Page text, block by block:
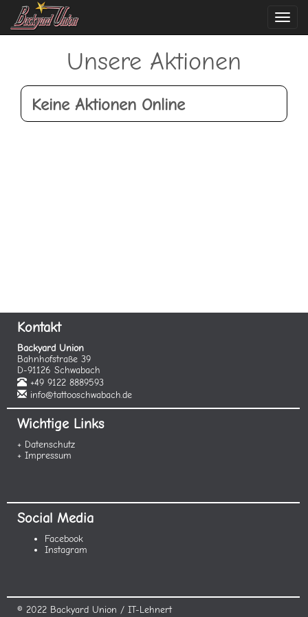
Unsere Aktionen
Keine Aktionen Online
Kontakt
Backyard Union
Bahnhofstraße 39
D-91126 Schwabach
+49 9122 8889593
info@tattooschwabach.de
Wichtige Links
+ Datenschutz
+ Impressum
Social Media
Facebook
Instagram
© 2022 Backyard Union / IT-Lehnert